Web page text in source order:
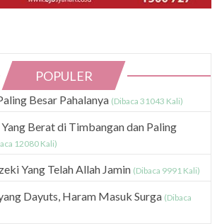
POPULER
Besar Pahalanya (Dibaca 31043 Kali)
Berat di Timbangan dan Paling
12080 Kali)
Yang Telah Allah Jamin (Dibaca 9991 Kali)
Dayuts, Haram Masuk Surga (Dibaca